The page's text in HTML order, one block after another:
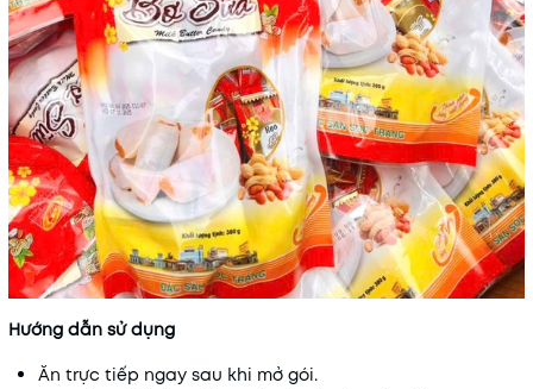
Hướng dẫn sử dụng
Ăn trực tiếp ngay sau khi mở gói.